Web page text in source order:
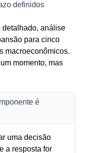
definidos
detalhado, análise
para cinco
macroeconômicos.
momento, mas
é
uma decisão
a resposta for